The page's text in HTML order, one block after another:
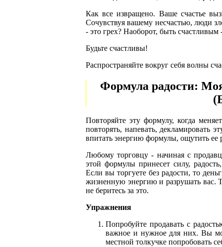
Как все извращено. Ваше счастье
Сочувствуя вашему несчастью, люди
- это грех? Наоборот, быть счастливым
Будьте счастливы!
Распространяйте вокруг себя волны
Формула радости:
Повторяйте эту формулу, когда
повторять, напевать, декламировать
впитать энергию формулы, ощутить ее
Любому торговцу - начиная с
этой формулы принесет силу,
Если вы торгуете без радости, то
жизненную энергию и разрушать вас.
не беритесь за это.
Упражнения
Попробуйте продавать с
важное и нужное для них. Вы
местной толкучке попробовать